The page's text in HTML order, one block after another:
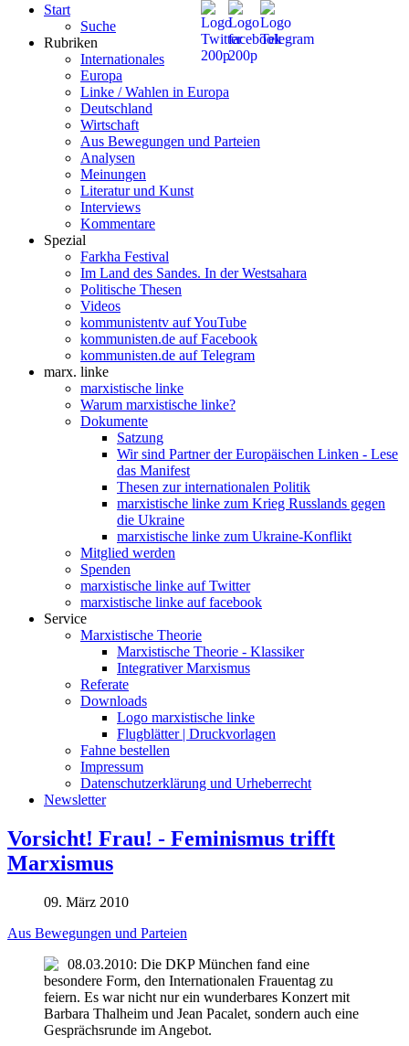
Start
Suche
Rubriken
Internationales
Europa
Linke / Wahlen in Europa
Deutschland
Wirtschaft
Aus Bewegungen und Parteien
Analysen
Meinungen
Literatur und Kunst
Interviews
Kommentare
Spezial
Farkha Festival
Im Land des Sandes. In der Westsahara
Politische Thesen
Videos
kommunistentv auf YouTube
kommunisten.de auf Facebook
kommunisten.de auf Telegram
marx. linke
marxistische linke
Warum marxistische linke?
Dokumente
Satzung
Wir sind Partner der Europäischen Linken - Lese
das Manifest
Thesen zur internationalen Politik
marxistische linke zum Krieg Russlands gegen
die Ukraine
marxistische linke zum Ukraine-Konflikt
Mitglied werden
Spenden
marxistische linke auf Twitter
marxistische linke auf facebook
Service
Marxistische Theorie
Marxistische Theorie - Klassiker
Integrativer Marxismus
Referate
Downloads
Logo marxistische linke
Flugblätter | Druckvorlagen
Fahne bestellen
Impressum
Datenschutzerklärung und Urheberrecht
Newsletter
Vorsicht! Frau! - Feminismus trifft
Marxismus
09. März 2010
Aus Bewegungen und Parteien
08.03.2010: Die DKP München fand eine
besondere Form, den Internationalen Frauentag zu
feiern. Es war nicht nur ein wunderbares Konzert mit
Barbara Thalheim und Jean Pacalet, sondern auch eine
Gesprächsrunde im Angebot.